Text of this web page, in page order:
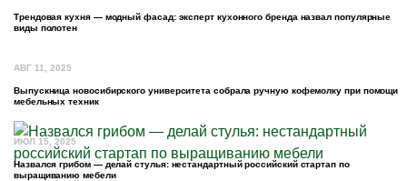
Трендовая кухня — модный фасад: эксперт кухонного бренда назвал популярные
виды полотен
АВГ 11, 2025
Выпускница новосибирского университета собрала ручную кофемолку при помощи
мебельных техник
ИЮЛ 15, 2025
Назвался грибом — делай стулья: нестандартный российский стартап по
выращиванию мебели